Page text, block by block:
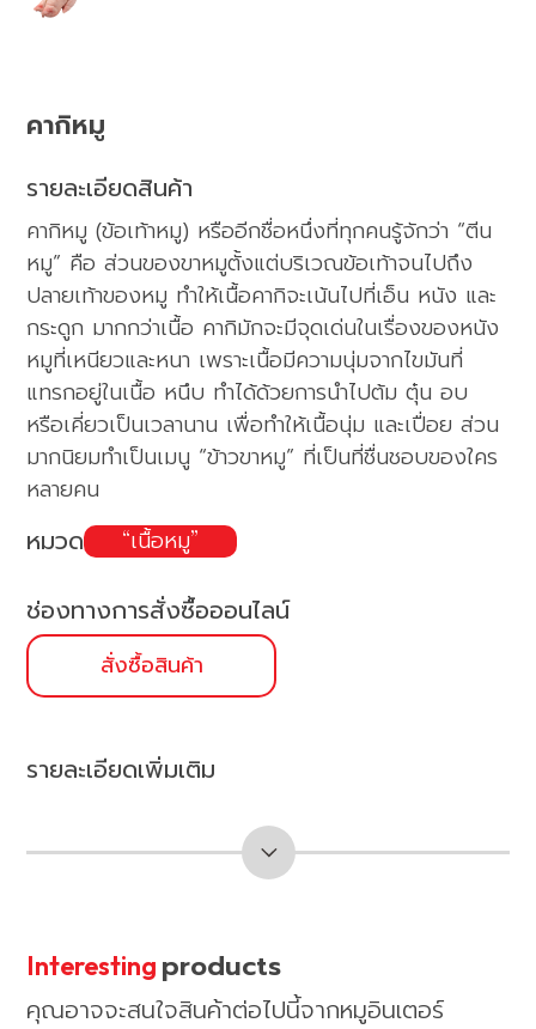
คากิหมู
รายละเอียดสินค้า
คากิหมู (ข้อเท้าหมู) หรืออีกชื่อหนึ่งที่ทุกคนรู้จักว่า “ตีน
หมู” คือ ส่วนของขาหมูตั้งแต่บริเวณข้อเท้าจนไปถึง
ปลายเท้าของหมู ทำให้เนื้อคากิจะเน้นไปที่เอ็น หนัง และ
กระดูก มากกว่าเนื้อ คากิมักจะมีจุดเด่นในเรื่องของหนัง
หมูที่เหนียวและหนา เพราะเนื้อมีความนุ่มจากไขมันที่
แทรกอยู่ในเนื้อ หนึบ ทำได้ด้วยการนำไปต้ม ตุ๋น อบ
หรือเคี่ยวเป็นเวลานาน เพื่อทำให้เนื้อนุ่ม และเปื่อย ส่วน
มากนิยมทำเป็นเมนู “ข้าวขาหมู” ที่เป็นที่ชื่นชอบของใคร
หลายคน
หมวด เนื้อหมู
ช่องทางการสั่งซื้อออนไลน์
สั่งซื้อสินค้า
รายละเอียดเพิ่มเติม
Interesting products
คุณอาจจะสนใจสินค้าต่อไปนี้จากหมูอินเตอร์